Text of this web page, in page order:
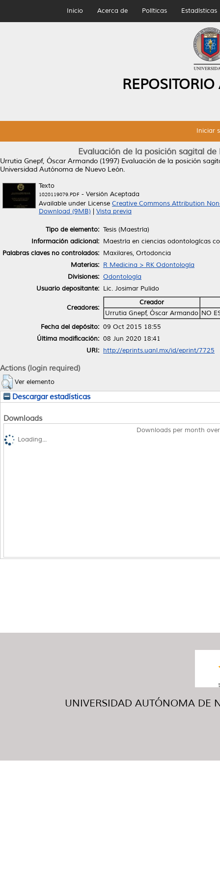
Inicio Acerca de Políticas Estadísticas
Iniciar
Evaluación de la posición sagital
Urrutia Gnepf, Óscar Armando (1997) Evaluación de la posición
Universidad Autónoma de Nuevo León.
Texto
1020119079.PDF - Versión Aceptada
Available under License Creative Commons Attribution
Download (9MB)
Vista previa
Tipo de elemento: Tesis (Maestría)
Información adicional: Maestría en ciencias odontologícas
Palabras claves no controlados: Maxilares, Ortodoncia
Materias: R Medicina > RK Odontología
Divisiones: Odontología
Usuario depositante: Lic. Josimar Pulido
Creadores:
Creador
Urrutia Gnepf, Óscar Armando NO
Fecha del depósito: 09 Oct 2015 18:55
Última modificación: 08 Jun 2020 18:41
URI: http://eprints.uanl.mx/id/eprint/7725
Actions (login required)
Ver elemento
Descargar estadísticas
Downloads
Downloads per month
Loading...
UNIVERSIDAD AUTÓNOMA DE